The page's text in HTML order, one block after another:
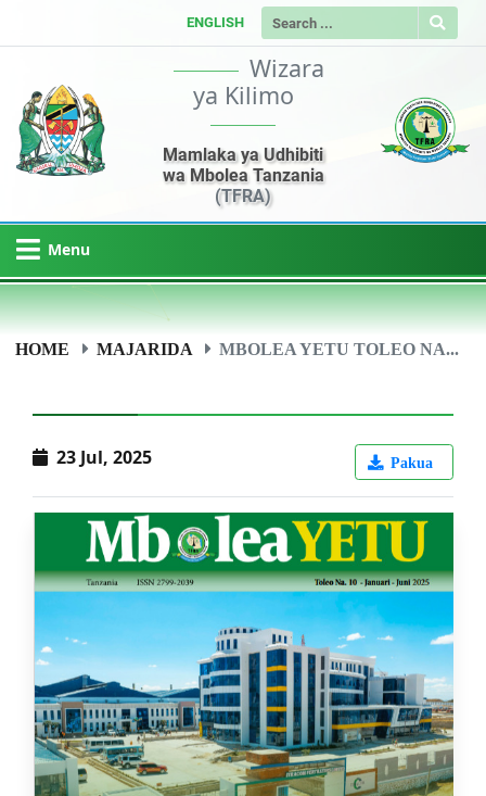
ENGLISH
Wizara
ya Kilimo
Mamlaka ya Udhibiti
wa Mbolea Tanzania
(TFRA)
Menu
HOME MAJARIDA MBOLEA YETU TOLEO NA...
23 Jul, 2025 Pakua